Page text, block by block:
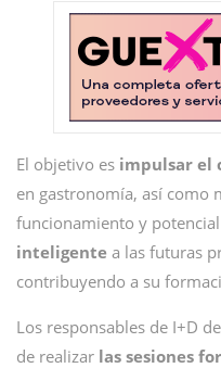
El objetivo es impulsar el
en gastronomía, así como
funcionamiento y
inteligente a las futuras
contribuyendo a su
Los responsables de I+D de
de realizar las sesiones